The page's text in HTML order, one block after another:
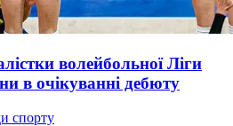
волейбольної Ліги
в очікуванні дебюту
спорту